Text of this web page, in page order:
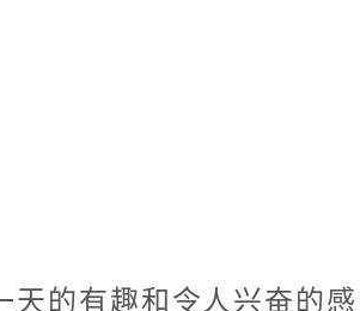
天的有趣和令人兴奋的感